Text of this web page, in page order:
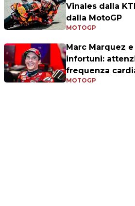
Vinales dalla
dalla MotoGP
MOTOGP
Marc Marquez
infortuni:
frequenza
MOTOGP